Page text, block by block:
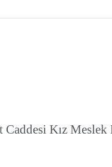
Kız Meslek